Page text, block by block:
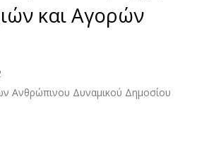
και Αγορών
Ανθρώπινου Δυναμικού Δημοσίου